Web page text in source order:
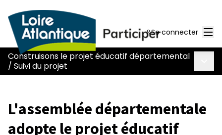
Se connecter
Construisons le projet éducatif départemental
/ Suivi du projet
L'assemblée départementale
adopte le projet éducatif